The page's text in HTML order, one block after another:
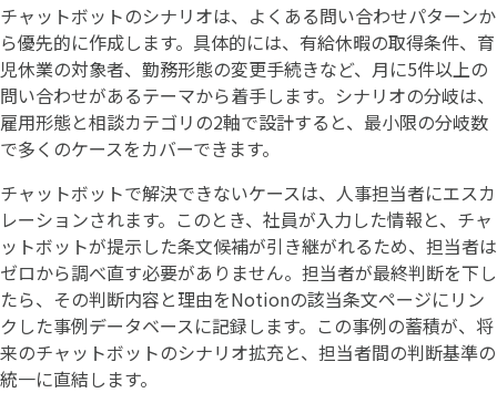
チャットボットのシナリオは、よくある問い合わせパターンか
ら優先的に作成します。具体的には、有給休暇の取得条件、育
児休業の対象者、勤務形態の変更手続きなど、月に5件以上の
問い合わせがあるテーマから着手します。シナリオの分岐は、
雇用形態と相談カテゴリの2軸で設計すると、最小限の分岐数
で多くのケースをカバーできます。
チャットボットで解決できないケースは、人事担当者にエスカ
レーションされます。このとき、社員が入力した情報と、チャ
ットボットが提示した条文候補が引き継がれるため、担当者は
ゼロから調べ直す必要がありません。担当者が最終判断を下し
たら、その判断内容と理由をNotionの該当条文ページにリン
クした事例データベースに記録します。この事例の蓄積が、将
来のチャットボットのシナリオ拡充と、担当者間の判断基準の
統一に直結します。